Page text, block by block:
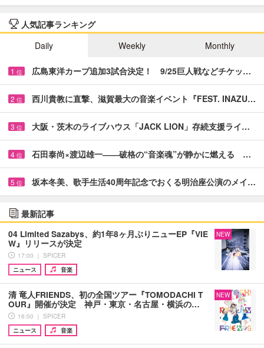
人気記事ランキング
Daily
Weekly Monthly
1 位 広島東洋カープ追加3試合決定！ 9/25巨人戦などチケッ…
2 位 西川貴教に直撃、滋賀最大の音楽イベント『FEST. INAZU…
3 位 大阪・茨木のライブハウス「JACK LION」存続支援ライ…
4 位 石田泰尚×渡辺雄一――破格の“音楽魂”が静かに燃える …
5 位 坂本冬美、歌手生活40周年記念でおくる明治座公演のメイ…
最新記事
04 Limited Sazabys、約1年8ヶ月ぶりニューEP『VIE
W』リリースが決定
17:00 ｜ SPICER
ニュース
音楽
NEW
清 竜人FRIENDS、初の全国ツアー『TOMODACHI T
OUR』開催が決定 神戸・東京・名古屋・横浜の…
16:00 ｜ SPICER
ニュース
音楽
NEW